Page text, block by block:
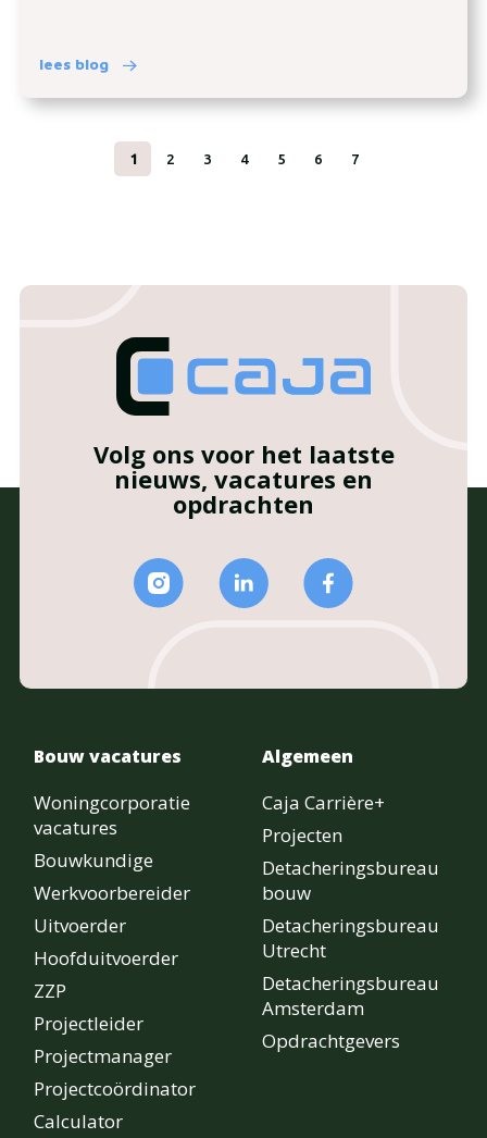
lees blog
1 2 3 4 5 6 7
Volg ons voor het laatste
nieuws, vacatures en
opdrachten
Bouw vacatures
Woningcorporatie
vacatures
Bouwkundige
Werkvoorbereider
Uitvoerder
Hoofduitvoerder
ZZP
Projectleider
Projectmanager
Projectcoördinator
Calculator
Algemeen
Caja Carrière+
Projecten
Detacheringsbureau
bouw
Detacheringsbureau
Utrecht
Detacheringsbureau
Amsterdam
Opdrachtgevers